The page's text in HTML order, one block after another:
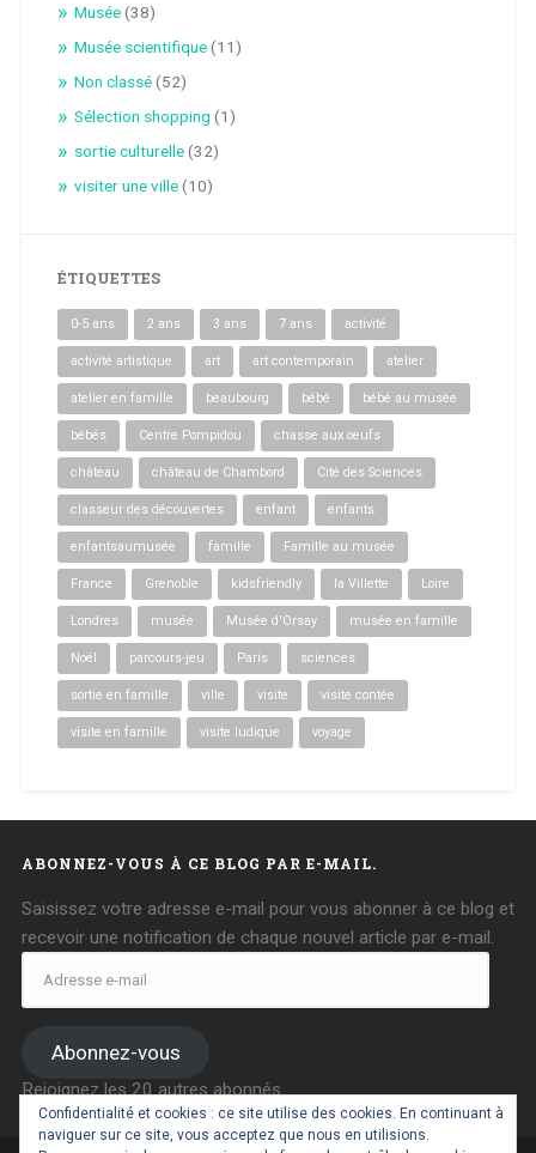
Musée(38)
Musée scientifique(11)
Non classé(52)
Sélection shopping (1)
sortie culturelle(32)
visiter une ville(10)
ÉTIQUETTES
0-5 ans 2 ans 3 ans 7 ans activité
activité artistique art art contemporain atelier
atelier en famille beaubourg bébé bébé au musée
bébés Centre Pompidou chasse aux oeufs
château château de Chambord Cité des Sciences
classeur des découvertes enfant enfants
enfantsaumusée famille Famille au musée
France Grenoble kidsfriendly la Villette Loire
Londres musée Musée d'Orsay musée en famille
Noël parcours-jeu Paris sciences
sortie en famille ville visite visite contée
visite en famille visite ludique voyage
ABONNEZ-VOUS À CE BLOG PAR E-MAIL.
Saisissez votre adresse e-mail pour vous abonner à ce blog et
recevoir une notification de chaque nouvel article par e-mail.
Adresse
Abonnez-vous
Rejoignez les 20 autres abonnés
Confidentialité et cookies : ce site utilise des cookies. En continuant à
naviguer sur ce site, vous acceptez que nous en utilisions.